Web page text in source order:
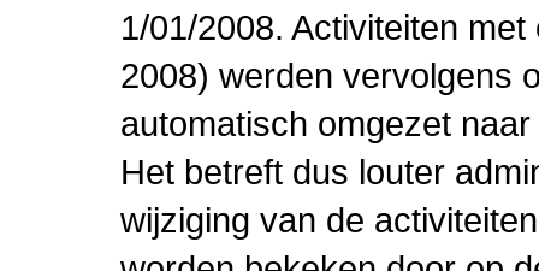
1/01/2008. Activiteiten
2008) werden vervolgens
automatisch omgezet
Het betreft dus louter
wijziging van de